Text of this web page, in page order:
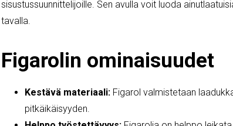
sisustussuunnittelijoille. Sen avulla voit luoda
tavalla.
Figarolin ominaisuudet
Kestävä materiaali: Figarol valmistetaan
pitkäikäisyyden.